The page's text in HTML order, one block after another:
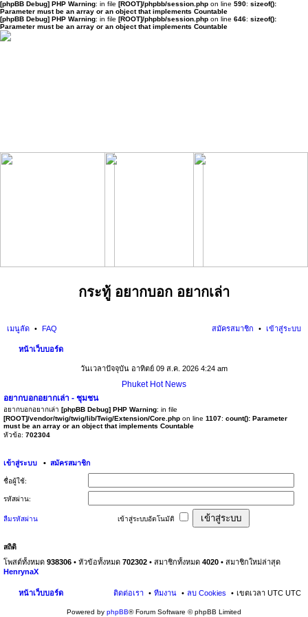
[phpBB Debug] PHP Warning: in file [ROOT]/phpbb/session.php on line 590: sizeof():
Parameter must be an array or an object that implements Countable
[phpBB Debug] PHP Warning: in file [ROOT]/phpbb/session.php on line 646: sizeof():
Parameter must be an array or an object that implements Countable
กระทู้ อยากบอก อยากเล่า
เมนูลัด FAQ เข้าสู่ระบบ
สมัครสมาชิก
หน้าเว็บบอร์ด
วันเวลาปัจจุบัน อาทิตย์ 09 ส.ค. 2026 4:24 am
Phuket Hot News
อยากบอกอยากเล่า - ชุมชน
อยากบอกอยากเล่า [phpBB Debug] PHP Warning: in file
[ROOT]/vendor/twig/twig/lib/Twig/Extension/Core.php on line 1107: count(): Parameter
must be an array or an object that implements Countable
หัวข้อ: 702304
เข้าสู่ระบบ • สมัครสมาชิก
ชื่อผู้ใช้:
รหัสผ่าน:
ลืมรหัสผ่าน เข้าสู่ระบบอัตโนมัติ
สถิติ
โพสต์ทั้งหมด 938306 • หัวข้อทั้งหมด 702302 • สมาชิกทั้งหมด 4020 • สมาชิกใหม่ล่าสุด
HenrynaX
หน้าเว็บบอร์ด เขตเวลา UTC UTC
ลบ Cookies
ทีมงาน
ติดต่อเรา
Powered by phpBB® Forum Software © phpBB Limited